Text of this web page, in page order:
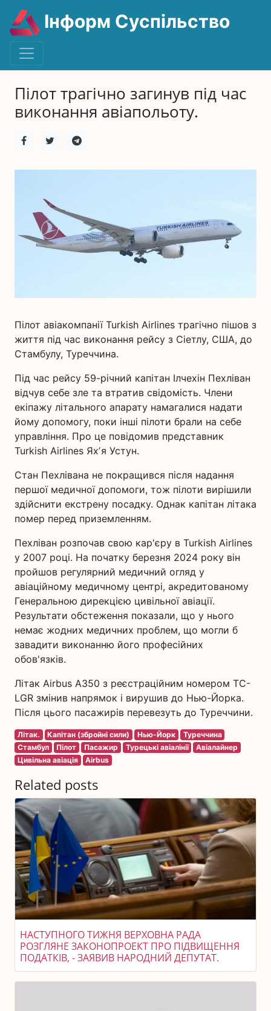
Інформ Суспільство
Пілот трагічно загинув під час
виконання авіапольоту.
Пілот авіакомпанії Turkish Airlines трагічно пішов з
життя під час виконання рейсу з Сіетлу, США, до
Стамбулу, Туреччина.
Під час рейсу 59-річний капітан Ілчехін Пехліван
відчув себе зле та втратив свідомість. Члени
екіпажу літального апарату намагалися надати
йому допомогу, поки інші пілоти брали на себе
управління. Про це повідомив представник
Turkish Airlines Яхʼя Устун.
Стан Пехлівана не покращився після надання
першої медичної допомоги, тож пілоти вирішили
здійснити екстрену посадку. Однак капітан літака
помер перед приземленням.
Пехліван розпочав свою кар'єру в Turkish Airlines
у 2007 році. На початку березня 2024 року він
пройшов регулярний медичний огляд у
авіаційному медичному центрі, акредитованому
Генеральною дирекцією цивільної авіації.
Результати обстеження показали, що у нього
немає жодних медичних проблем, що могли б
завадити виконанню його професійних
обов'язків.
Літак Airbus A350 з реєстраційним номером TC-
LGR змінив напрямок і вирушив до Нью-Йорка.
Після цього пасажирів перевезуть до Туреччини.
Літак. Капітан (збройні сили) Нью-Йорк
Туреччина
Стамбул
Пілот Пасажир Турецькі авіалінії
Авіалайнер
Цивільна авіація
Airbus
Related posts
НАСТУПНОГО ТИЖНЯ ВЕРХОВНА РАДА
РОЗГЛЯНЕ ЗАКОНОПРОЕКТ ПРО ПІДВИЩЕННЯ
ПОДАТКІВ, - ЗАЯВИВ НАРОДНИЙ ДЕПУТАТ.